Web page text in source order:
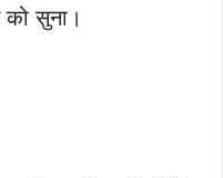
सुना।